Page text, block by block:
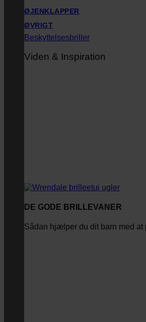
ØJENKLAPPER
ØVRIGT
Beskyttelsesbriller
Viden & Inspiration
DE GODE BRILLEVANER
Sådan hjælper du dit barn med at